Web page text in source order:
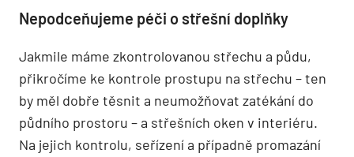
Nepodceňujeme péči o střešní doplňky
Jakmile máme zkontrolovanou střechu a půdu,
přikročíme ke kontrole prostupu na střechu – ten
by měl dobře těsnit a neumožňovat zatékání do
půdního prostoru – a střešních oken v interiéru.
Na jejich kontrolu, seřízení a případně promazání